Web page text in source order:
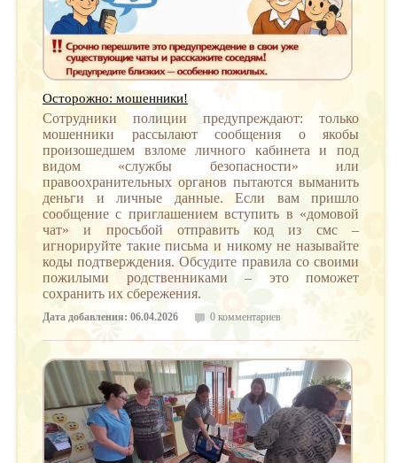
Осторожно: мошенники!
Сотрудники полиции предупреждают: только
мошенники рассылают сообщения о якобы
произошедшем взломе личного кабинета и под
видом «службы безопасности» или
правоохранительных органов пытаются выманить
деньги и личные данные. Если вам пришло
сообщение с приглашением вступить в «домовой
чат» и просьбой отправить код из смс –
игнорируйте такие письма и никому не называйте
коды подтверждения. Обсудите правила со своими
пожилыми родственниками – это поможет
сохранить их сбережения.
Дата добавления: 06.04.2026 0 комментариев